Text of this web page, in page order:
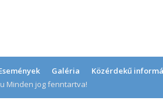
Galéria
Közérdekű
Minden jog fenntartva!